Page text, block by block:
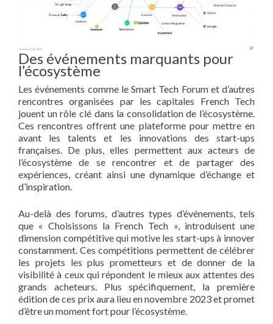
Des événements marquants pour
l’écosystème
Les événements comme le Smart Tech Forum et d’autres
rencontres organisées par les capitales French Tech
jouent un rôle clé dans la consolidation de l’écosystème.
Ces rencontres offrent une plateforme pour mettre en
avant les talents et les innovations des start-ups
françaises. De plus, elles permettent aux acteurs de
l’écosystème de se rencontrer et de partager des
expériences, créant ainsi une dynamique d’échange et
d’inspiration.
Au-delà des forums, d’autres types d’événements, tels
que « Choisissons la French Tech », introduisent une
dimension compétitive qui motive les start-ups à innover
constamment. Ces compétitions permettent de célébrer
les projets les plus prometteurs et de donner de la
visibilité à ceux qui répondent le mieux aux attentes des
grands acheteurs. Plus spécifiquement, la première
édition de ces prix aura lieu en novembre 2023 et promet
d’être un moment fort pour l’écosystème.